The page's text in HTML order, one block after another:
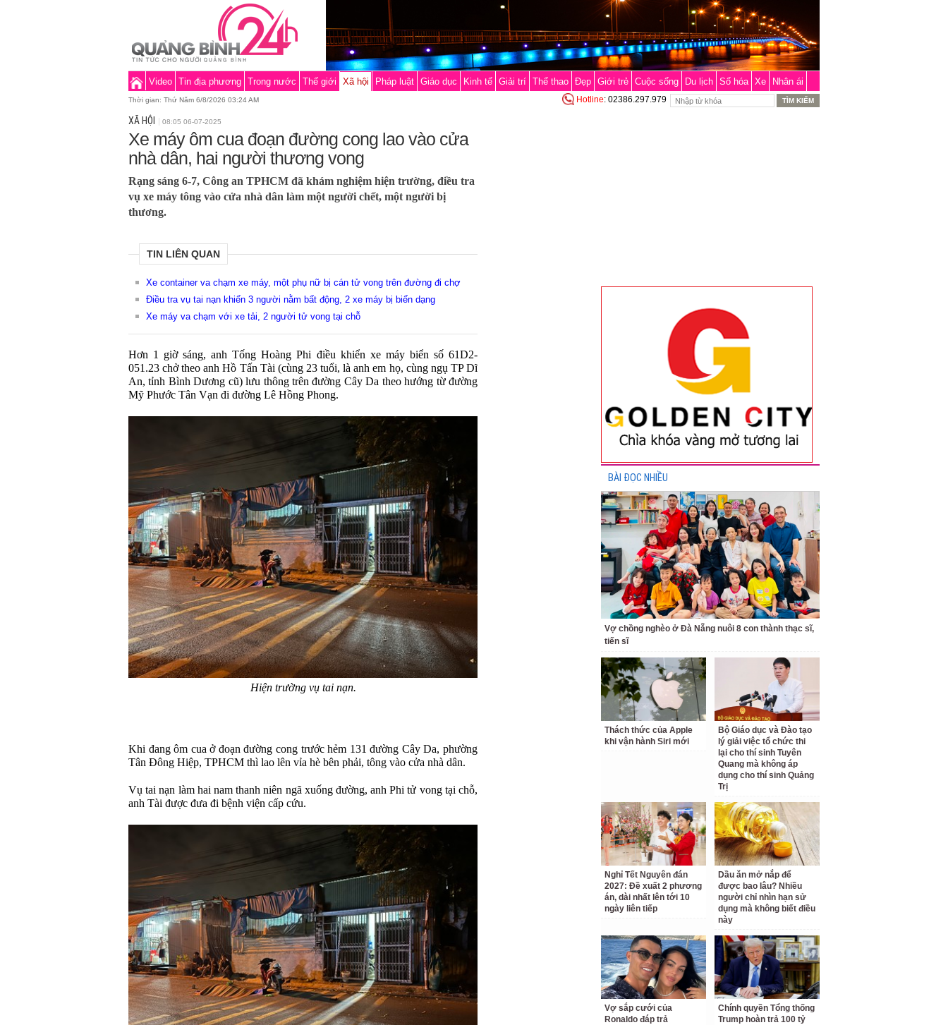
Video Tin địa phương Trong nước Thế giới Xã hội Pháp luật Giáo dục Kinh tế Giải trí Thể thao Đẹp Giới trẻ Cuộc sống Du lịch Số hóa Xe Nhân ái
Thời gian: Thứ Năm 6/8/2026 03:24 AM Hotline: 02386.297.979
XÃ HỘI 08:05 06-07-2025
Xe máy ôm cua đoạn đường cong lao vào cửa
nhà dân, hai người thương vong
Rạng sáng 6-7, Công an TPHCM đã khám nghiệm hiện trường, điều tra
vụ xe máy tông vào cửa nhà dân làm một người chết, một người bị
thương.
TIN LIÊN QUAN
Xe container va chạm xe máy, một phụ nữ bị cán tử vong trên đường đi chợ
Điều tra vụ tai nạn khiến 3 người nằm bất động, 2 xe máy bị biến dạng
Xe máy va chạm với xe tải, 2 người tử vong tại chỗ
Hơn 1 giờ sáng, anh Tống Hoàng Phi điều khiển xe máy biển số 61D2-
051.23 chở theo anh Hồ Tấn Tài (cùng 23 tuổi, là anh em họ, cùng ngụ TP Dĩ
An, tỉnh Bình Dương cũ) lưu thông trên đường Cây Da theo hướng từ đường
Mỹ Phước Tân Vạn đi đường Lê Hồng Phong.
Hiện trường vụ tai nạn.
Khi đang ôm cua ở đoạn đường cong trước hẻm 131 đường Cây Da, phường
Tân Đông Hiệp, TPHCM thì lao lên vỉa hè bên phải, tông vào cửa nhà dân.
Vụ tai nạn làm hai nam thanh niên ngã xuống đường, anh Phi tử vong tại chỗ,
anh Tài được đưa đi bệnh viện cấp cứu.
BÀI ĐỌC NHIỀU
Vợ chồng nghèo ở Đà Nẵng nuôi 8 con thành thạc sĩ,
tiến sĩ
Thách thức của Apple
khi vận hành Siri mới
Bộ Giáo dục và Đào tạo
lý giải việc tổ chức thi
lại cho thí sinh Tuyên
Quang mà không áp
dụng cho thí sinh Quảng
Trị
Nghỉ Tết Nguyên đán
2027: Đề xuất 2 phương
án, dài nhất lên tới 10
ngày liên tiếp
Dầu ăn mở nắp để
được bao lâu? Nhiều
người chỉ nhìn hạn sử
dụng mà không biết điều
này
Vợ sắp cưới của
Ronaldo đáp trả
Chính quyền Tổng thống
Trump hoàn trả 100 tỷ